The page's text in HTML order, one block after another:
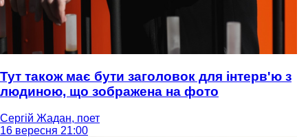
Тут також має бути заголовок для інтерв'ю з
людиною, що зображена на фото
Сергій Жадан, поет
16 вересня 21:00